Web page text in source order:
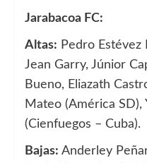
Jarabacoa FC:
Altas: Pedro Estévez
Jean Garry, Júnior
Bueno, Eliazath
Mateo (América SD),
(Cienfuegos – Cuba).
Bajas: Anderley